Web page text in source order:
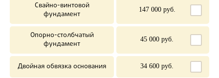
Свайно-винтовой
фундамент
147 000 руб.
Опорно-столбчатый
фундамент
45 000 руб.
Двойная обвязка основания 34 600 руб.